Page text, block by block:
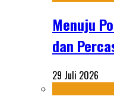
Menuju
dan
29 Juli 2026